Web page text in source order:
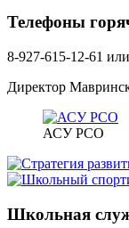
Телефоны
8-927-615-12-61
Директор
АСУ РСО
Школьная